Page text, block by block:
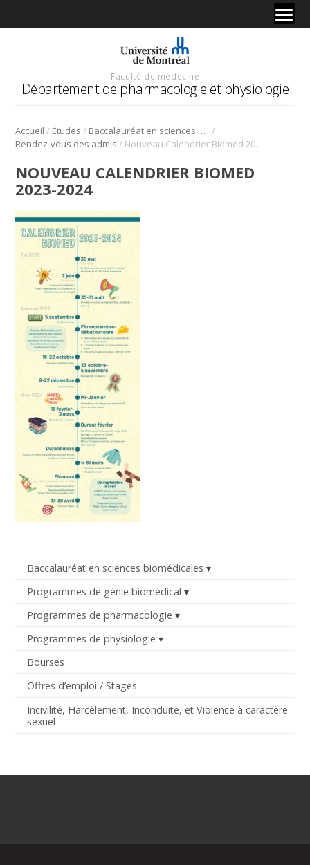
Faculté de médecine
Département de pharmacologie et physiologie
Accueil / Études / Baccalauréat en sciences biomédicales /
Rendez-vous des admis / Nouveau Calendrier Biomed 2023-2024
Baccalauréat en sciences biomédicales
Programmes de génie biomédical
Programmes de pharmacologie
Programmes de physiologie
Bourses
Offres d’emploi / Stages
Incivilité, Harcèlement, Inconduite, et Violence à caractère
sexuel
NOUVEAU CALENDRIER BIOMED
2023-2024